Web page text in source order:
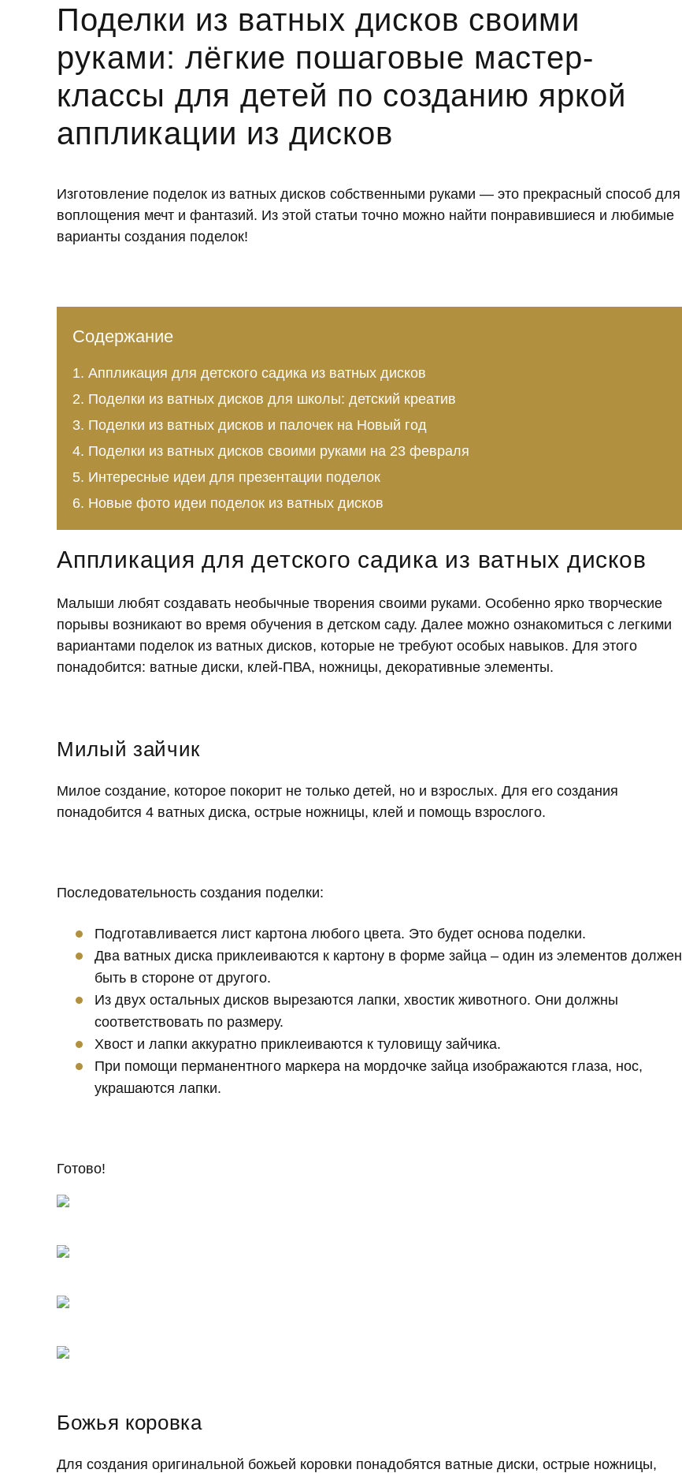
Поделки из ватных дисков своими
руками: лёгкие пошаговые мастер-
классы для детей по созданию яркой
аппликации из дисков
Изготовление поделок из ватных дисков собственными руками — это прекрасный способ для
воплощения мечт и фантазий. Из этой статьи точно можно найти понравившиеся и любимые
варианты создания поделок!
Содержание
Аппликация для детского садика из ватных дисков
Поделки из ватных дисков для школы: детский креатив
Поделки из ватных дисков и палочек на Новый год
Поделки из ватных дисков своими руками на 23 февраля
Интересные идеи для презентации поделок
Новые фото идеи поделок из ватных дисков
Аппликация для детского садика из ватных дисков
Малыши любят создавать необычные творения своими руками. Особенно ярко творческие
порывы возникают во время обучения в детском саду. Далее можно ознакомиться с легкими
вариантами поделок из ватных дисков, которые не требуют особых навыков. Для этого
понадобится: ватные диски, клей-ПВА, ножницы, декоративные элементы.
Милый зайчик
Милое создание, которое покорит не только детей, но и взрослых. Для его создания
понадобится 4 ватных диска, острые ножницы, клей и помощь взрослого.
Последовательность создания поделки:
Подготавливается лист картона любого цвета. Это будет основа поделки.
Два ватных диска приклеиваются к картону в форме зайца – один из элементов должен
быть в стороне от другого.
Из двух остальных дисков вырезаются лапки, хвостик животного. Они должны
соответствовать по размеру.
Хвост и лапки аккуратно приклеиваются к туловищу зайчика.
При помощи перманентного маркера на мордочке зайца изображаются глаза, нос,
украшаются лапки.
Готово!
Божья коровка
Для создания оригинальной божьей коровки понадобятся ватные диски, острые ножницы,